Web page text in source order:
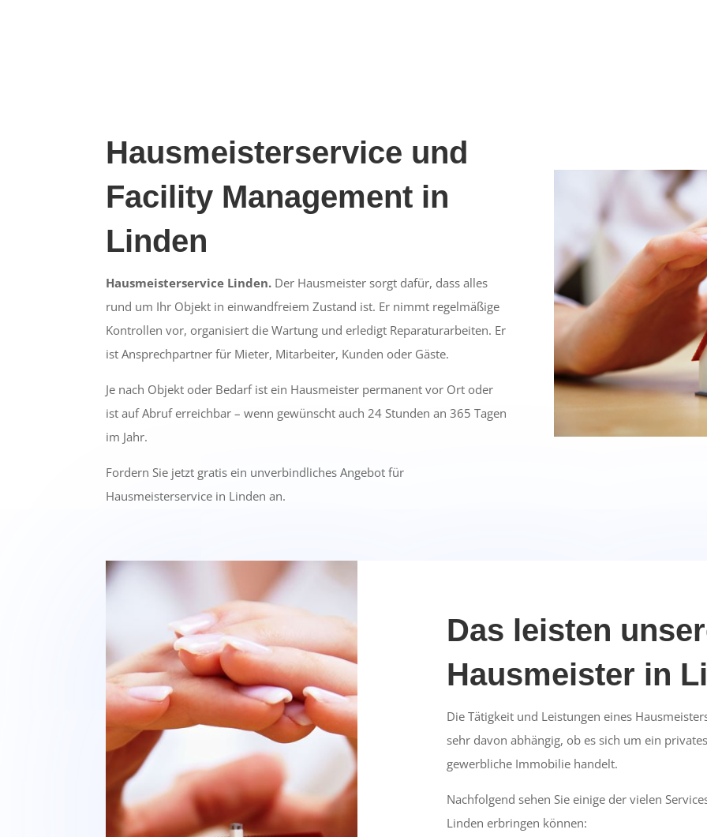
Hausmeisterservice und
Facility Management in
Linden
Hausmeisterservice Linden. Der Hausmeister sorgt dafür, dass alles
rund um Ihr Objekt in einwandfreiem Zustand ist. Er nimmt regelmäßige
Kontrollen vor, organisiert die Wartung und erledigt Reparaturarbeiten. Er
ist Ansprechpartner für Mieter, Mitarbeiter, Kunden oder Gäste.
Je nach Objekt oder Bedarf ist ein Hausmeister permanent vor Ort oder
ist auf Abruf erreichbar – wenn gewünscht auch 24 Stunden an 365 Tagen
im Jahr.
Fordern Sie jetzt gratis ein unverbindliches Angebot für
Hausmeisterservice in Linden an.
Das leisten
Hausmeister in
Die Tätigkeit und Leistungen eines
sehr davon abhängig, ob es sich um ein
gewerbliche Immobilie handelt.
Nachfolgend sehen Sie einige der vielen
Linden erbringen können: